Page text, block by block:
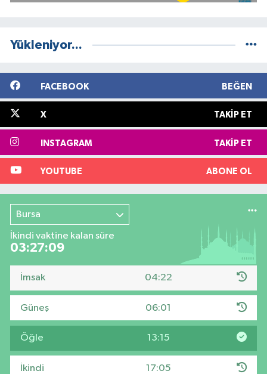
Yükleniyor...
FACEBOOK BEĞEN
X TAKIP ET
INSTAGRAM TAKIP ET
YOUTUBE ABONE OL
Bursa
İkindi vaktine kalan süre
03:27:09
İmsak 04:22
Güneş 06:01
Öğle 13:15
İkindi 17:05